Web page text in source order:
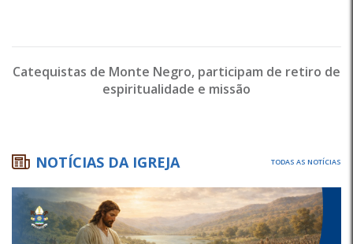
Catequistas de Monte Negro, participam de retiro de
espiritualidade e missão
NOTÍCIAS DA IGREJA TODAS AS NOTÍCIAS